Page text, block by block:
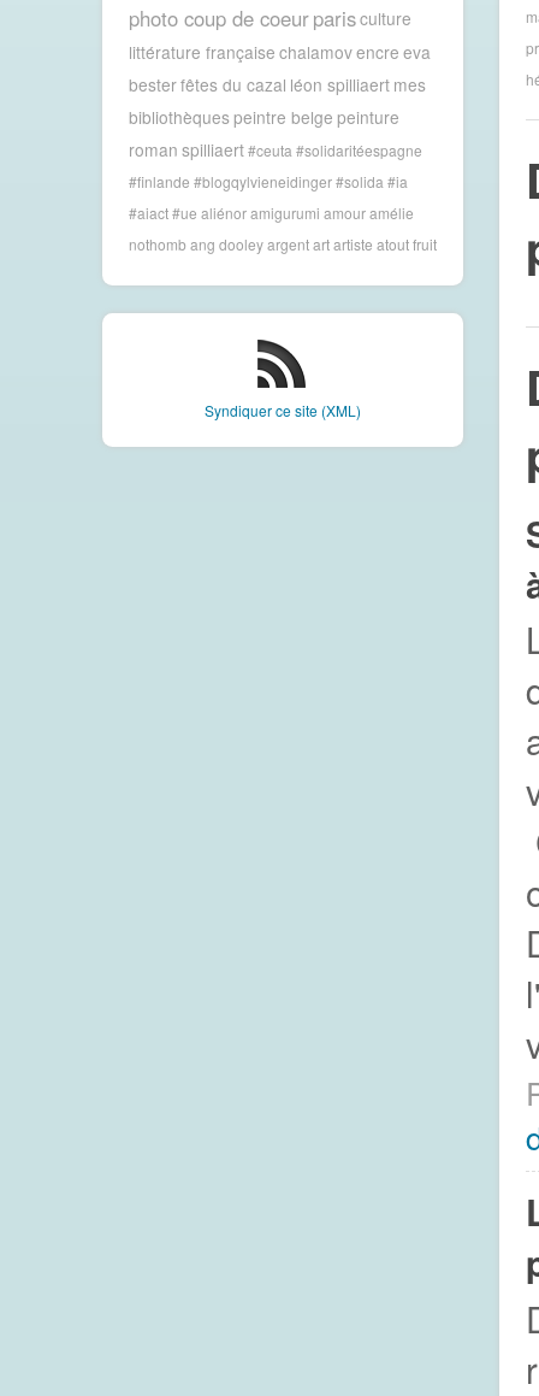
photo coup de coeurparisculture
littérature française chalamovencre eva
besterfêtes du cazal léon spilliaert mes
bibliothèquespeintre belge peinture
roman spilliaert #ceuta #solidaritéespagne
#finlande #blogqylvieneidinger #solida #ia
#aiact #ue aliénor amigurumi amour amélie
nothomb ang dooley argent art artiste atout fruit
Syndiquer ce site (XML)